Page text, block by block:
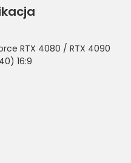
RTX 4080 / RTX 4090
16:9